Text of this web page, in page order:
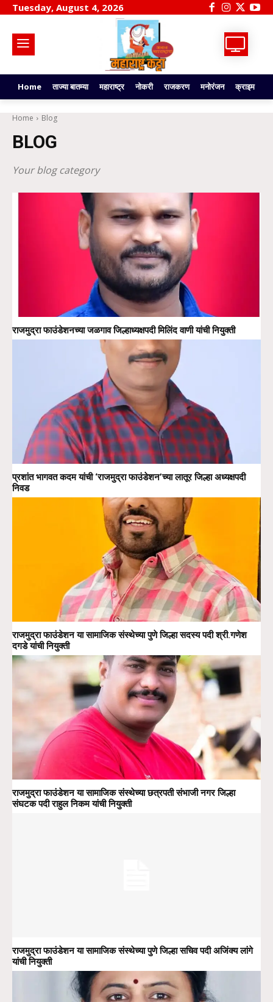
Tuesday, August 4, 2026
Home ताज्या बातम्या महाराष्ट्र नोकरी राजकरण मनोरंजन क्राइम
Home Blog
BLOG
Your blog category
राजमुद्रा फाउंडेशनच्या जळगाव जिल्हाध्यक्षपदी मिलिंद वाणी यांची नियुक्ती
प्रशांत भागवत कदम यांची ‘राजमुद्रा फाउंडेशन’च्या लातूर जिल्हा अध्यक्षपदी
निवड
राजमुद्रा फाउंडेशन या सामाजिक संस्थेच्या पुणे जिल्हा सदस्य पदी श्री.गणेश
दगडे यांची नियुक्ती
राजमुद्रा फाउंडेशन या सामाजिक संस्थेच्या छत्रपती संभाजी नगर जिल्हा
संघटक पदी राहुल निकम यांची नियुक्ती
राजमुद्रा फाउंडेशन या सामाजिक संस्थेच्या पुणे जिल्हा सचिव पदी अजिंक्य लांगे
यांची नियुक्ती